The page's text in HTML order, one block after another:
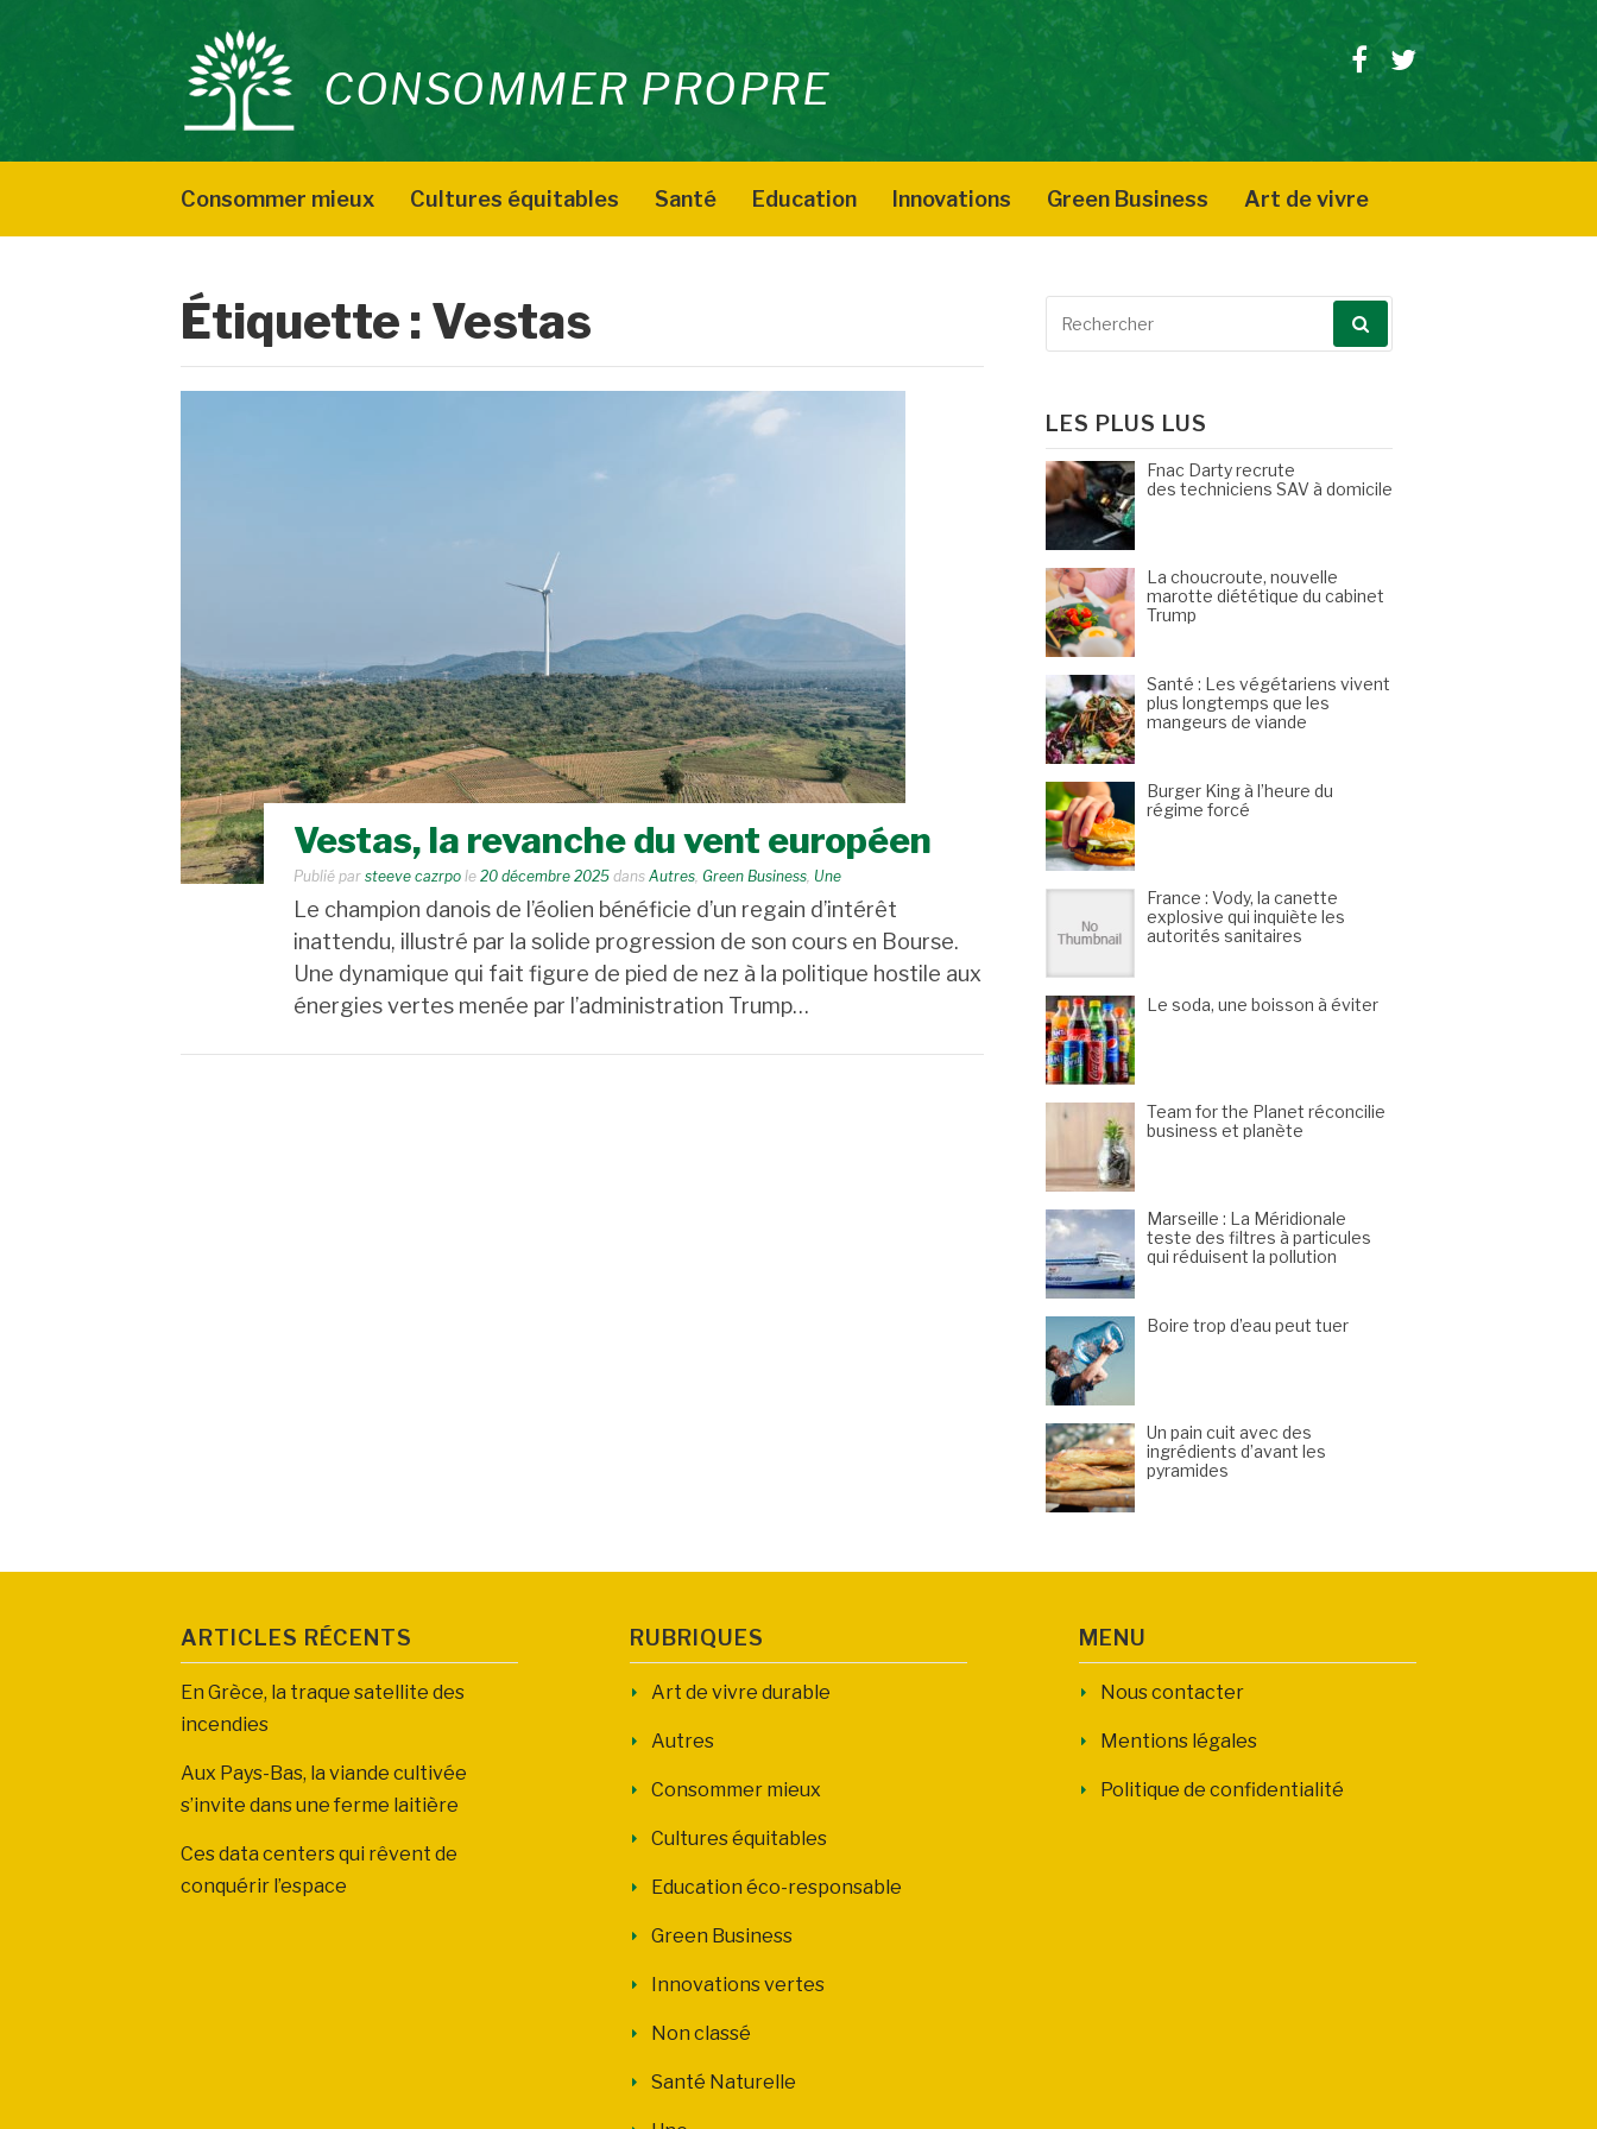
contenu
CONSOMMER PROPRE
Facebook
Twitter
Consommer mieux Cultures équitables Santé Education Innovations Green Business Art de vivre
Étiquette : Vestas
Vestas, la revanche du vent européen
Publié par steeve cazrpo le 20 décembre 2025 dans Autres, Green Business, Une
Le champion danois de l’éolien bénéficie d’un regain d’intérêt
inattendu, illustré par la solide progression de son cours en Bourse.
Une dynamique qui fait figure de pied de nez à la politique hostile aux
énergies vertes menée par l’administration Trump…
LES PLUS LUS
Fnac Darty recrute
des techniciens SAV à domicile
La choucroute, nouvelle
marotte diététique du cabinet
Trump
Santé : Les végétariens vivent
plus longtemps que les
mangeurs de viande
Burger King à l’heure du
régime forcé
France : Vody, la canette
explosive qui inquiète les
autorités sanitaires
Le soda, une boisson à éviter
Team for the Planet réconcilie
business et planète
Marseille : La Méridionale
teste des filtres à particules
qui réduisent la pollution
Boire trop d’eau peut tuer
Un pain cuit avec des
ingrédients d’avant les
pyramides
ARTICLES RÉCENTS
En Grèce, la traque satellite des
incendies
Aux Pays-Bas, la viande cultivée
s’invite dans une ferme laitière
Ces data centers qui rêvent de
conquérir l’espace
RUBRIQUES
Art de vivre durable
Autres
Consommer mieux
Cultures équitables
Education éco-responsable
Green Business
Innovations vertes
Non classé
Santé Naturelle
MENU
Nous contacter
Mentions légales
Politique de confidentialité